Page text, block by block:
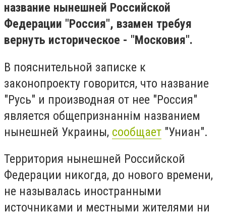
название нынешней Российской
Федерации "Россия", взамен требуя
вернуть историческое - "Московия".
В пояснительной записке к
законопроекту говорится, что название
"Русь" и производная от нее "Россия"
является общепризнаннім названием
нынешней Украины, сообщает "Униан".
Территория нынешней Российской
Федерации никогда, до нового времени,
не называлась иностранными
источниками и местными жителями ни